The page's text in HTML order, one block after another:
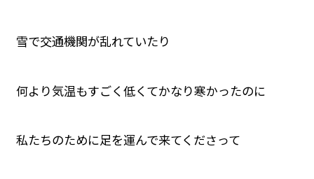
雪で交通機関が乱れていたり
何より気温もすごく低くてかなり寒かったのに
私たちのために足を運んで来てくださって